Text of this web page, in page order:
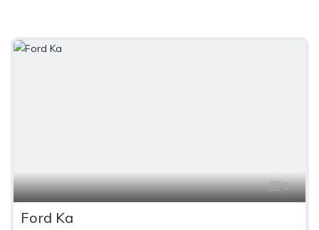
5
Ford Ka